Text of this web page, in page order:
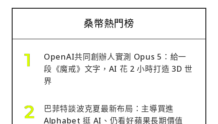
桑幣熱門榜
OpenAI共同創辦人實測 Opus 5：給一
段《魔戒》文字，AI 花 2 小時打造 3D 世
界
巴菲特談波克夏最新布局：主導買進
Alphabet 挺 AI、仍看好蘋果長期價值